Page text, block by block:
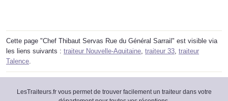
Cette page "Chef Thibaut Servas Rue du Général Sarrail" est visible via
les liens suivants : traiteur Nouvelle-Aquitaine, traiteur 33, traiteur
Talence.
LesTraiteurs.fr vous permet de trouver facilement un traiteur dans votre